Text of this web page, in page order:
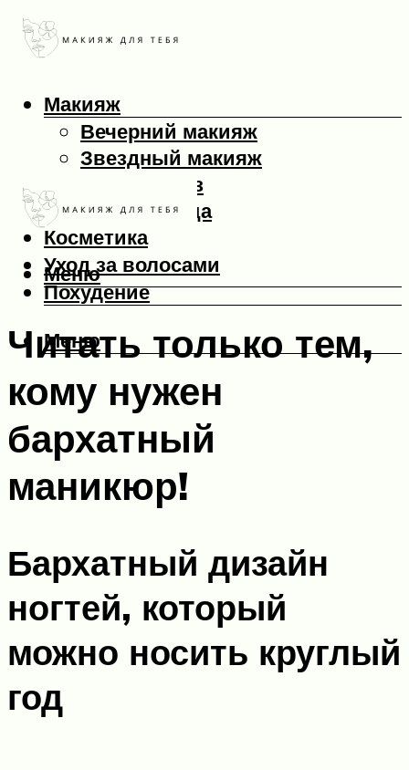
Макияж
Вечерний макияж
Звездный макияж
Макияж глаз
Макияж лица
Косметика
Уход за волосами
Похудение
Меню
Меню
Читать только тем,
кому нужен
бархатный
маникюр!
Бархатный дизайн
ногтей, который
можно носить круглый
год